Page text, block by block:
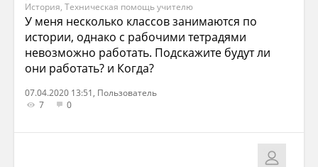
История, Техническая помощь учителю
У меня несколько классов занимаются по
истории, однако с рабочими тетрадями
невозможно работать. Подскажите будут ли
они работать? и Когда?
07.04.2020 13:51, Пользователь
7
0